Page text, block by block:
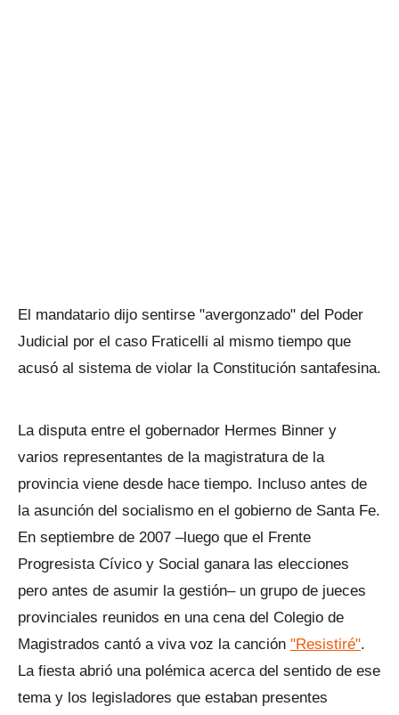
El mandatario dijo sentirse "avergonzado" del Poder
Judicial por el caso Fraticelli al mismo tiempo que
acusó al sistema de violar la Constitución santafesina.
La disputa entre el gobernador Hermes Binner y
varios representantes de la magistratura de la
provincia viene desde hace tiempo. Incluso antes de
la asunción del socialismo en el gobierno de Santa Fe.
En septiembre de 2007 –luego que el Frente
Progresista Cívico y Social ganara las elecciones
pero antes de asumir la gestión– un grupo de jueces
provinciales reunidos en una cena del Colegio de
Magistrados cantó a viva voz la canción "Resistiré".
La fiesta abrió una polémica acerca del sentido de ese
tema y los legisladores que estaban presentes